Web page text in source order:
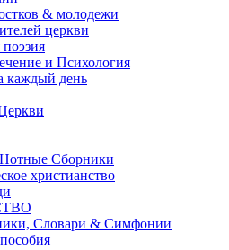
& молодежи
церкви
и Психология
каждый день
Сборники
христианство
Словари & Симфонии